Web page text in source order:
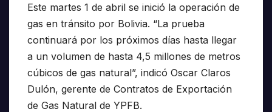
Este martes 1 de abril se inició la operación de
gas en tránsito por Bolivia. “La prueba
continuará por los próximos días hasta llegar
a un volumen de hasta 4,5 millones de metros
cúbicos de gas natural”, indicó Oscar Claros
Dulón, gerente de Contratos de Exportación
de Gas Natural de YPFB.